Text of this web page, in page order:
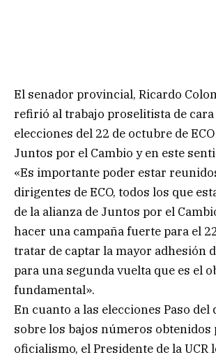
El senador provincial, Ricardo
refirió al trabajo proselitista de cara
elecciones del 22 de octubre de
Juntos por el Cambio y en este
«Es importante poder estar
dirigentes de ECO, todos los que
de la alianza de Juntos por el
hacer una campaña fuerte para el
tratar de captar la mayor adhesión
para una segunda vuelta que es el
fundamental».
En cuanto a las elecciones Paso del
sobre los bajos números obtenidos
oficialismo, el Presidente de la UCR